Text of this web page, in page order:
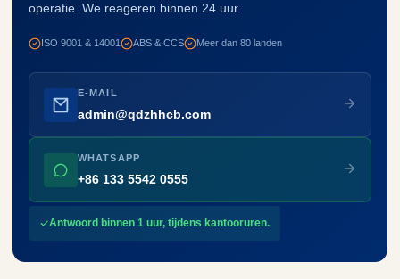
operatie. We reageren binnen 24 uur.
ISO 9001 & 14001 ABS & CCS Meer dan 80 landen
E-MAIL
admin@qdzhhcb.com
WHATSAPP
+86 133 5542 0555
Antwoord binnen 1 uur, tijdens kantooruren.